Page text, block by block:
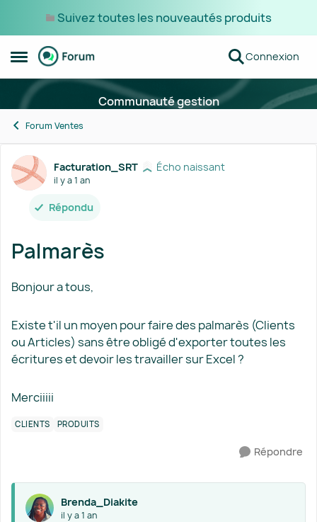
Suivez toutes les nouveautés produits
Ouvrir Menu Latéral
Passer au contenu Connexion
Communauté gestion
Forum Ventes
Forum Discussion
Facturation_SRT Écho naissant
il y a 1 an
Répondu
Palmarès
Bonjour a tous,
Existe t'il un moyen pour faire des palmarès (Clients
ou Articles) sans être obligé d'exporter toutes les
écritures et devoir les travailler sur Excel ?
Merciiiii
CLIENTS PRODUITS
Répondre
Brenda_Diakite
il y a 1 an